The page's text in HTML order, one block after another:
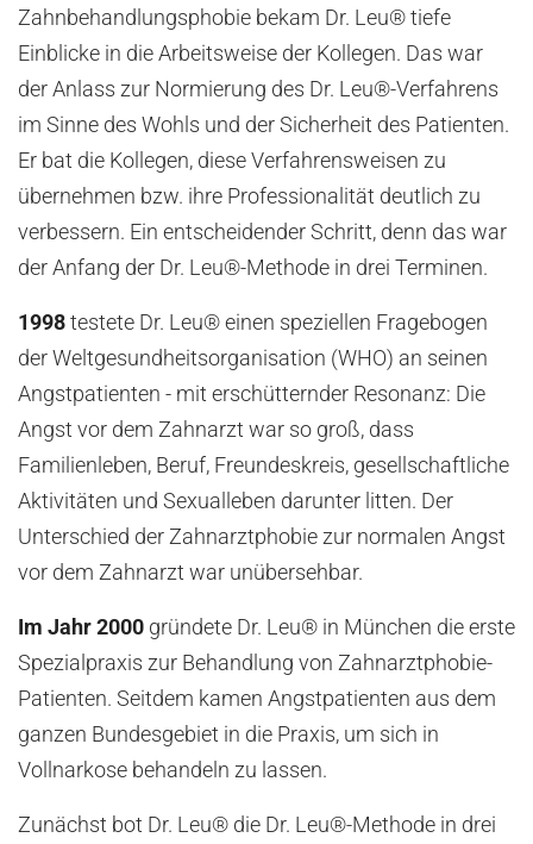
Zahnbehandlungsphobie bekam Dr. Leu® tiefe
Einblicke in die Arbeitsweise der Kollegen. Das war
der Anlass zur Normierung des Dr. Leu®-Verfahrens
im Sinne des Wohls und der Sicherheit des Patienten.
Er bat die Kollegen, diese Verfahrensweisen zu
übernehmen bzw. ihre Professionalität deutlich zu
verbessern. Ein entscheidender Schritt, denn das war
der Anfang der Dr. Leu®-Methode in drei Terminen.
1998 testete Dr. Leu® einen speziellen Fragebogen
der Weltgesundheitsorganisation (WHO) an seinen
Angstpatienten - mit erschütternder Resonanz: Die
Angst vor dem Zahnarzt war so groß, dass
Familienleben, Beruf, Freundeskreis, gesellschaftliche
Aktivitäten und Sexualleben darunter litten. Der
Unterschied der Zahnarztphobie zur normalen Angst
vor dem Zahnarzt war unübersehbar.
Im Jahr 2000 gründete Dr. Leu® in München die erste
Spezialpraxis zur Behandlung von Zahnarztphobie-
Patienten. Seitdem kamen Angstpatienten aus dem
ganzen Bundesgebiet in die Praxis, um sich in
Vollnarkose behandeln zu lassen.
Zunächst bot Dr. Leu® die Dr. Leu®-Methode in drei